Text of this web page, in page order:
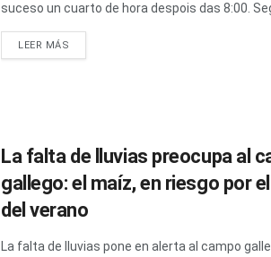
suceso un cuarto de hora despois das 8:00.
LEER MÁS
La falta de lluvias preocupa al
gallego: el maíz, en riesgo por
del verano
La falta de lluvias pone en alerta al campo